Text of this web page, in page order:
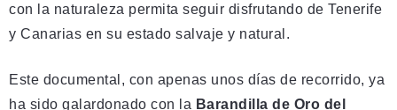
con la naturaleza permita seguir disfrutando de Tenerife
y Canarias en su estado salvaje y natural.
Este documental, con apenas unos días de recorrido, ya
ha sido galardonado con la Barandilla de Oro del